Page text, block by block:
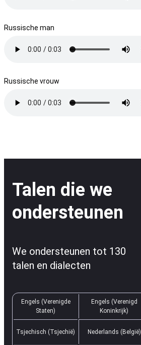
Russische man
Russische vrouw
Talen die we
ondersteunen
We ondersteunen tot 130
talen en dialecten
Engels (Verenigde
Staten)
Engels (Verenigd
Koninkrijk)
Tsjechisch (Tsjechië) Nederlands (België)